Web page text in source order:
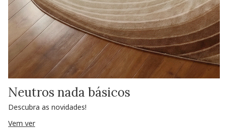
Neutros nada básicos
Descubra as novidades!
Vem ver